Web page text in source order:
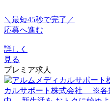
＼最短45秒で完了／
応募へ進む
詳しく
見る
プレミア求人